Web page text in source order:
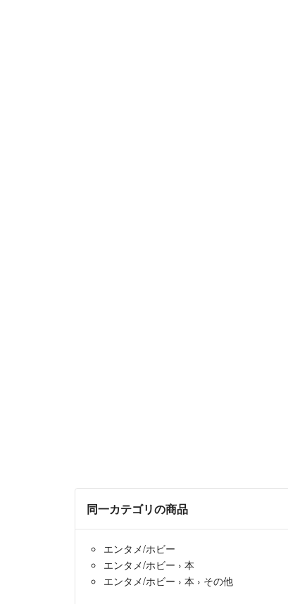
同一カテゴリの商品
エンタメ/ホビー
エンタメ/ホビー › 本
エンタメ/ホビー › 本 › その他